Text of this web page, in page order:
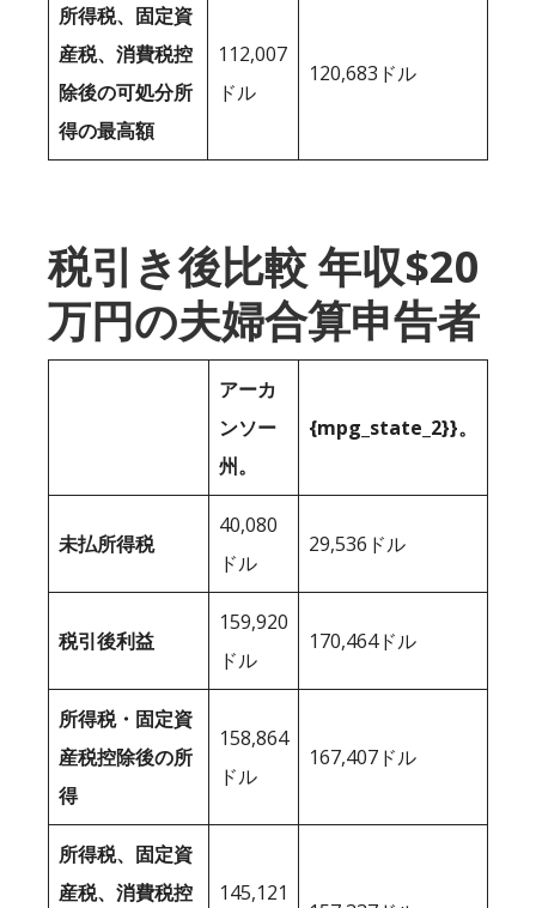
所得税、固定資
産税、消費税控
除後の可処分所
得の最高額
112,007
ドル
120,683ドル
税引き後比較 年収$20
万円の夫婦合算申告者
アーカ
ンソー
州。
{mpg_state_2}}。
未払所得税
40,080
ドル
29,536ドル
税引後利益
159,920
ドル
170,464ドル
所得税・固定資
産税控除後の所
得
158,864
ドル
167,407ドル
所得税、固定資
産税、消費税控
145,121